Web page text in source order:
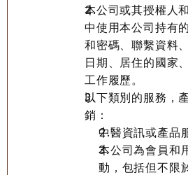
本公司或其授權人
中使用本公司持有
和密碼、聯繫資料
日期、居住的國家
工作履歷。
以下類別的服務，
銷：
中醫資訊或產品
本公司為會員和
動，包括但不限